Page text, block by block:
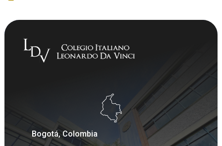
Bogotá, Colombia